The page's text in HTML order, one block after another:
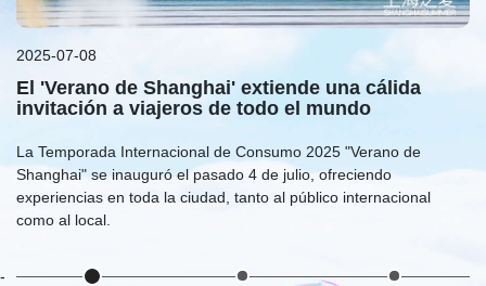
2025-07-07
Prepárese para la Temporada Internacional de
Consumo 2025 'Verano de Shanghai'
La Temporada Internacional de Consumo 2025 "Verano de
Shanghai", que se llevará a cabo de julio a octubre, ofrecerá una
variada selección de experiencias culturales, turísticas, deportivas
y comerciales, según se informó en una rueda de prensa
-